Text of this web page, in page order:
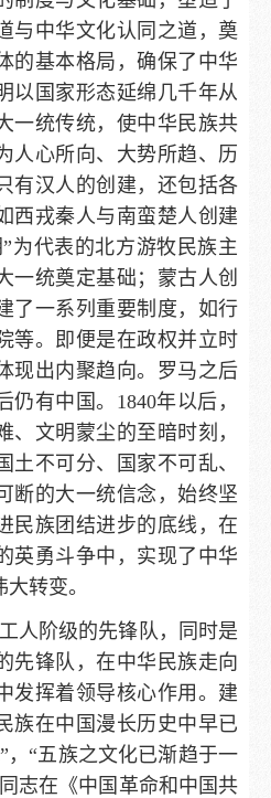
与中华文化认同之道，奠
的基本格局，确保了中华
以国家形态延绵几千年从
一统传统，使中华民族共
人心所向、大势所趋、历
有汉人的创建，还包括各
西戎秦人与南蛮楚人创建
为代表的北方游牧民族主
一统奠定基础；蒙古人创
了一系列重要制度，如行
等。即便是在政权并立时
现出内聚趋向。罗马之后
有中国。1840年以后，
、文明蒙尘的至暗时刻，
土不可分、国家不可乱、
断的大一统信念，始终坚
民族团结进步的底线，在
英勇斗争中，实现了中华
转变。
人阶级的先锋队，同时是
先锋队，在中华民族走向
发挥着领导核心作用。建
族在中国漫长历史中早已
，“五族之文化已渐趋于一
志在《中国革命和中国共